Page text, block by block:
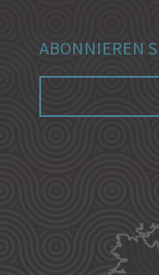
ABONNIEREN